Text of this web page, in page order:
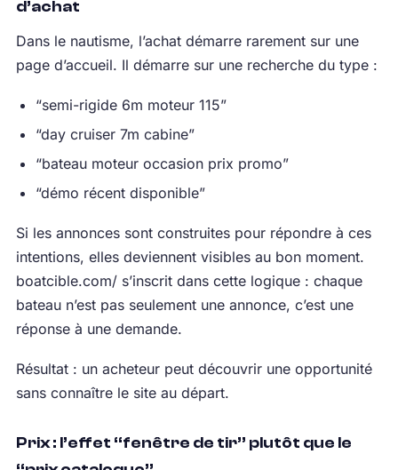
d’achat
Dans le nautisme, l’achat démarre rarement sur une
page d’accueil. Il démarre sur une recherche du type :
“semi-rigide 6m moteur 115”
“day cruiser 7m cabine”
“bateau moteur occasion prix promo”
“démo récent disponible”
Si les annonces sont construites pour répondre à ces
intentions, elles deviennent visibles au bon moment.
boatcible.com/ s’inscrit dans cette logique : chaque
bateau n’est pas seulement une annonce, c’est une
réponse à une demande.
Résultat : un acheteur peut découvrir une opportunité
sans connaître le site au départ.
Prix : l’effet “fenêtre de tir” plutôt que le